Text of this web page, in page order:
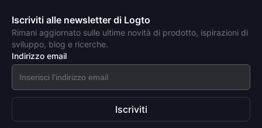
Iscriviti alle newsletter di Logto
Rimani aggiornato sulle ultime novità di prodotto, ispirazioni di
sviluppo, blog e ricerche.
Indirizzo email
Iscriviti